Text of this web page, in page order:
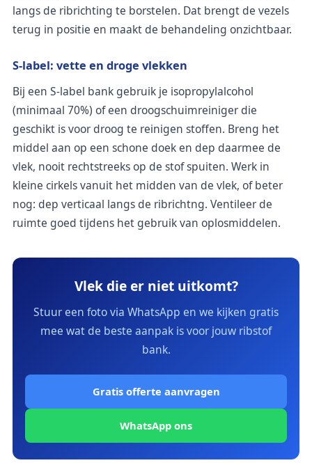
langs de ribrichting te borstelen. Dat brengt de vezels
terug in positie en maakt de behandeling onzichtbaar.
S-label: vette en droge vlekken
Bij een S-label bank gebruik je isopropylalcohol
(minimaal 70%) of een droogschuimreiniger die
geschikt is voor droog te reinigen stoffen. Breng het
middel aan op een schone doek en dep daarmee de
vlek, nooit rechtstreeks op de stof spuiten. Werk in
kleine cirkels vanuit het midden van de vlek, of beter
nog: dep verticaal langs de ribrichtng. Ventileer de
ruimte goed tijdens het gebruik van oplosmiddelen.
Vlek die er niet uitkomt?
Stuur een foto via WhatsApp en we kijken gratis
mee wat de beste aanpak is voor jouw ribstof
bank.
Gratis offerte aanvragen
WhatsApp ons